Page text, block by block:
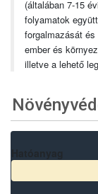
(általában 7-15
folyamatok
forgalmazását
ember és
illetve a lehető